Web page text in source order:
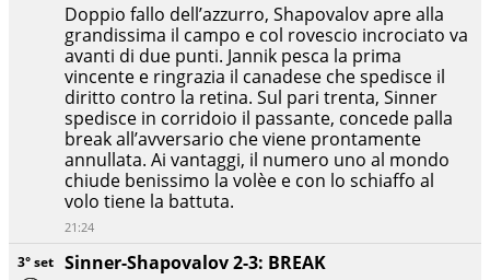
3° set Sinner-Shapovalov 2-3: BREAK
Doppio fallo dell’azzurro, Shapovalov apre alla
grandissima il campo e col rovescio incrociato va
avanti di due punti. Jannik pesca la prima
vincente e ringrazia il canadese che spedisce il
diritto contro la retina. Sul pari trenta, Sinner
spedisce in corridoio il passante, concede palla
break all’avversario che viene prontamente
annullata. Ai vantaggi, il numero uno al mondo
chiude benissimo la volèe e con lo schiaffo al
volo tiene la battuta.
21:24